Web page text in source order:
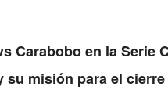
Carabobo en la Serie
su misión para el